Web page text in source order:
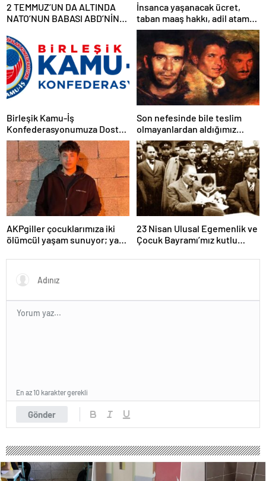
2 TEMMUZ’UN DA ALTINDA
NATO’NUN BABASI ABD’NİN
İnsanca yaşanacak ücret,
taban maaş hakkı, adil atama
sistemi, laik, bilimsel,
demokratik, parasız bir eğitim
sistemi sağlanana dek
mücadelemizi sürdüreceğiz.
Birleşik Kamu-İş
Konfederasyonumuza Dostça
Uyarı ve Önerimizdir:
Son nefesinde bile teslim
olmayanlardan aldığımız
bayrağı “Tam Bağımsız
Türkiye” mücadelemizde
dalgalandırıyoruz.
AKPgiller çocuklarımıza iki
ölümcül yaşam sunuyor; ya
da okullarından koparılarak
parababalarına ucuz iş gücü
sağlayan MESEM lerde
23 Nisan Ulusal Egemenlik ve
Çocuk Bayramı’mız kutlu
Gönder
En az 10 karakter gerekli